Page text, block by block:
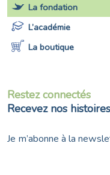
La fondation
L’académie
La boutique
Restez connectés
Recevez nos
Je m’abonne à la